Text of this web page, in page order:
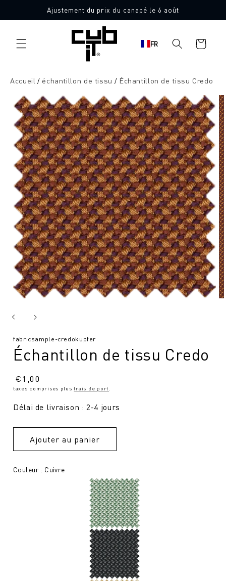
directement
au contenu
Ajustement du prix du canapé le 6 août
FR
Panier
d'achat
Accueil échantillon de tissu Échantillon de tissu Credo
l'information
sur le
produit
10 échantillons de tissu gratuits
SKU
fabricsample-credokupfer
Échantillon de tissu Credo
Prix
normal
€1,00
taxes comprises plusfrais de port
Délai de livraison : 2-4 jours
Ajouter au panier
Couleur : Cuivre